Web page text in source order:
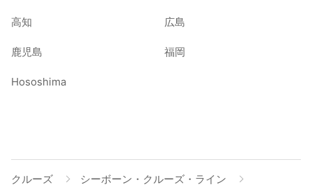
高知 広島
鹿児島 福岡
Hososhima
クルーズ
シーボーン・クルーズ・ライン